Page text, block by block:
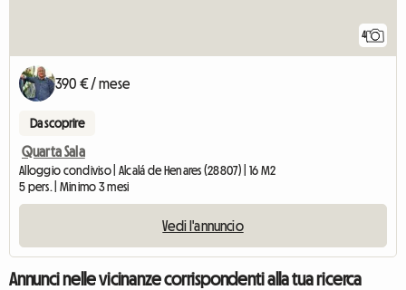
4
390 € / mese
Da scoprire
Quarta Sala
Alloggio condiviso | Alcalá de Henares (28807) | 16 M2
5 pers. | Minimo 3 mesi
Vedi l'annuncio
Annunci nelle vicinanze corrispondenti alla tua ricerca